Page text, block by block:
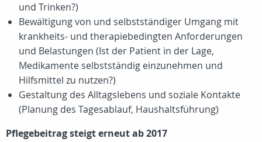
und Trinken?)
Bewältigung von und selbstständiger Umgang mit
krankheits- und therapiebedingten Anforderungen
und Belastungen (Ist der Patient in der Lage,
Medikamente selbstständig einzunehmen und
Hilfsmittel zu nutzen?)
Gestaltung des Alltagslebens und soziale Kontakte
(Planung des Tagesablauf, Haushaltsführung)
Pflegebeitrag steigt erneut ab 2017